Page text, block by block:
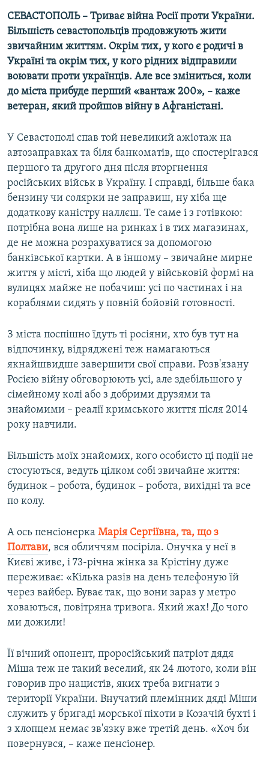
СЕВАСТОПОЛЬ – Триває війна Росії проти України.
Більшість севастопольців продовжують жити
звичайним життям. Окрім тих, у кого є родичі в
Україні та окрім тих, у кого рідних відправили
воювати проти українців. Але все зміниться, коли
до міста прибуде перший «вантаж 200», – каже
ветеран, який пройшов війну в Афганістані.
У Севастополі спав той невеликий ажіотаж на
автозаправках та біля банкоматів, що спостерігався
першого та другого дня після вторгнення
російських військ в Україну. І справді, більше бака
бензину чи солярки не заправиш, ну хіба ще
додаткову каністру наллєш. Те саме і з готівкою:
потрібна вона лише на ринках і в тих магазинах,
де не можна розрахуватися за допомогою
банківської картки. А в іншому – звичайне мирне
життя у місті, хіба що людей у військовій формі на
вулицях майже не побачиш: усі по частинах і на
кораблями сидять у повній бойовій готовності.
З міста поспішно їдуть ті росіяни, хто був тут на
відпочинку, відряджені теж намагаються
якнайшвидше завершити свої справи. Розв'язану
Росією війну обговорюють усі, але здебільшого у
сімейному колі або з добрими друзями та
знайомими – реалії кримського життя після 2014
року навчили.
Більшість моїх знайомих, кого особисто ці події не
стосуються, ведуть цілком собі звичайне життя:
будинок – робота, будинок – робота, вихідні та все
по колу.
А ось пенсіонерка Марія Сергіївна, та, що з
Полтави, вся обличчям посіріла. Онучка у неї в
Києві живе, і 73-річна жінка за Крістіну дуже
переживає: «Кілька разів на день телефоную їй
через вайбер. Буває так, що вони зараз у метро
ховаються, повітряна тривога. Який жах! До чого
ми дожили!
Її вічний опонент, проросійський патріот дядя
Міша теж не такий веселий, як 24 лютого, коли він
говорив про нацистів, яких треба вигнати з
території України. Внучатий племінник дяді Міши
служить у бригаді морської піхоти в Козачій бухті і
з хлопцем немає зв'язку вже третій день. «Хоч би
повернувся, – каже пенсіонер.